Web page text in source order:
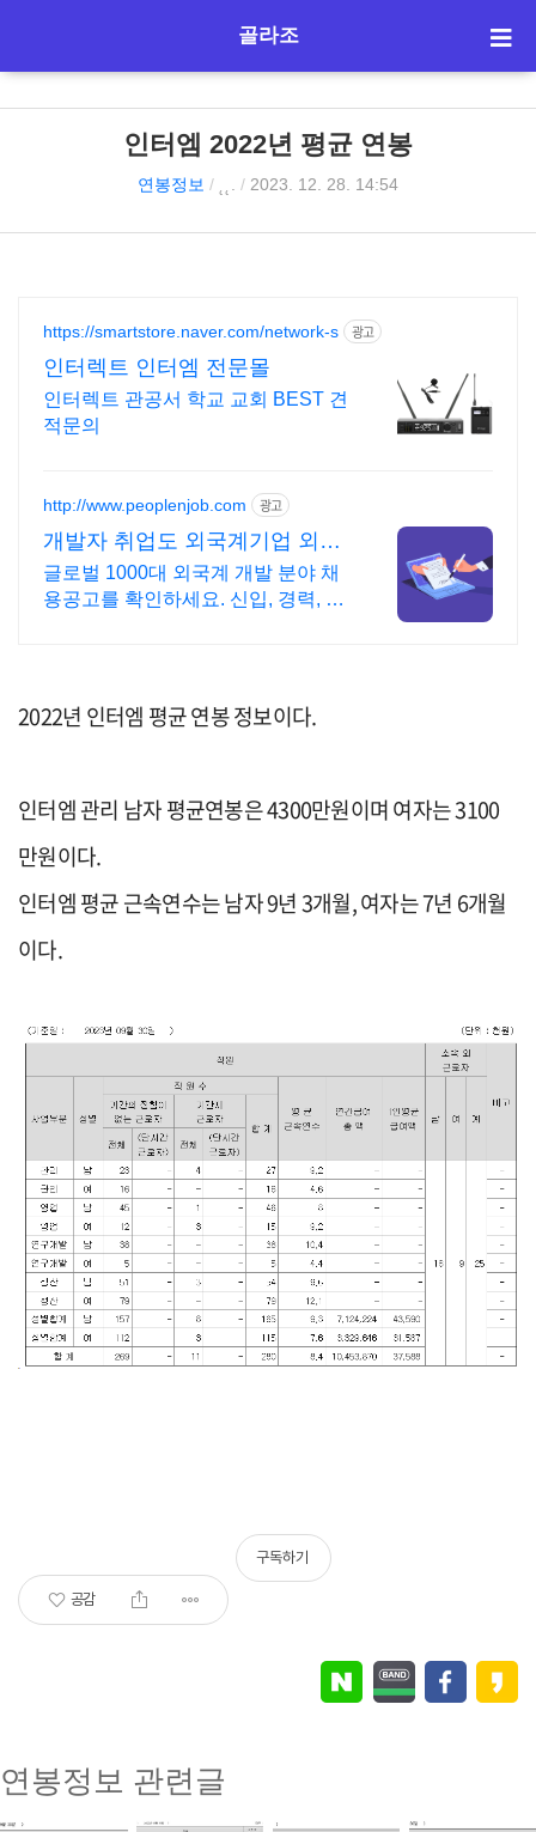
골라조
인터엠 2022년 평균 연봉
연봉정보 / / 2023. 12. 28. 14:54
https://smartstore.naver.com/network-s 광고
인터렉트 인터엠 전문몰
인터렉트 관공서 학교 교회 BEST 견
적문의
http://www.peoplenjob.com 광고
개발자 취업도 외국계기업 외국
계 취업 필수, 피플앤잡
글로벌 1000대 외국계 개발 분야 채
용공고를 확인하세요. 신입, 경력, 헤
2022년 인터엠 평균 연봉 정보이다.
인터엠 관리 남자 평균연봉은 4300만원이며 여자는 3100
만원이다.
인터엠 평균 근속연수는 남자 9년 3개월, 여자는 7년 6개월
이다.
공감
구독하기
연봉정보 관련글